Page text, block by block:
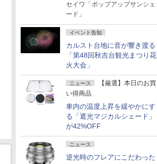
セイワ「ポップアップサンシェ
ード」
イベント告知
カルスト台地に音が響き渡る
「第48回秋吉台観光まつり花
火大会」
ニュース
【厳選】本日のお買
い得商品
車内の温度上昇を緩やかにす
る「遮光マジカルシェード」
が42%OFF
ニュース
逆光時のフレアにこだわった